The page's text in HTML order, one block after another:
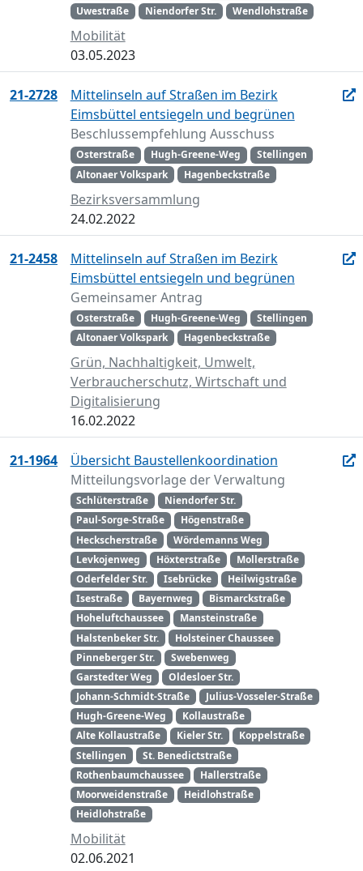
Uwestraße
Niendorfer Str. Wendlohstraße
Mobilität
03.05.2023
21-2728
Mittelinseln auf Straßen im Bezirk
Eimsbüttel entsiegeln und begrünen
Beschlussempfehlung Ausschuss
Osterstraße Hugh-Greene-Weg
Stellingen
Altonaer Volkspark
Hagenbeckstraße
Bezirksversammlung
24.02.2022
21-2458
Mittelinseln auf Straßen im Bezirk
Eimsbüttel entsiegeln und begrünen
Gemeinsamer Antrag
Osterstraße Hugh-Greene-Weg
Stellingen
Altonaer Volkspark
Hagenbeckstraße
Grün, Nachhaltigkeit, Umwelt,
Verbraucherschutz, Wirtschaft und
Digitalisierung
16.02.2022
21-1964
Übersicht Baustellenkoordination
Mitteilungsvorlage der Verwaltung
Schlüterstraße
Niendorfer Str.
Paul-Sorge-Straße
Högenstraße
Heckscherstraße
Wördemanns Weg
Levkojenweg
Höxterstraße
Mollerstraße
Oderfelder Str.
Isebrücke
Heilwigstraße
Isestraße
Bayernweg
Bismarckstraße
Hoheluftchaussee
Mansteinstraße
Halstenbeker Str.
Holsteiner Chaussee
Pinneberger Str.
Swebenweg
Garstedter Weg
Oldesloer Str.
Johann-Schmidt-Straße
Julius-Vosseler-Straße
Hugh-Greene-Weg
Kollaustraße
Alte Kollaustraße
Kieler Str.
Koppelstraße
Stellingen
St. Benedictstraße
Rothenbaumchaussee
Hallerstraße
Moorweidenstraße
Heidlohstraße
Heidlohstraße
Mobilität
02.06.2021